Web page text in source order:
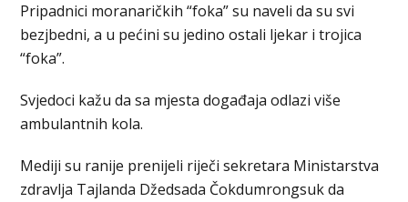
Pripadnici moranaričkih “foka” su naveli da su svi
bezjbedni, a u pećini su jedino ostali ljekar i trojica
“foka”.
Svjedoci kažu da sa mjesta događaja odlazi više
ambulantnih kola.
Mediji su ranije prenijeli riječi sekretara Ministarstva
zdravlja Tajlanda Džedsada Čokdumrongsuk da